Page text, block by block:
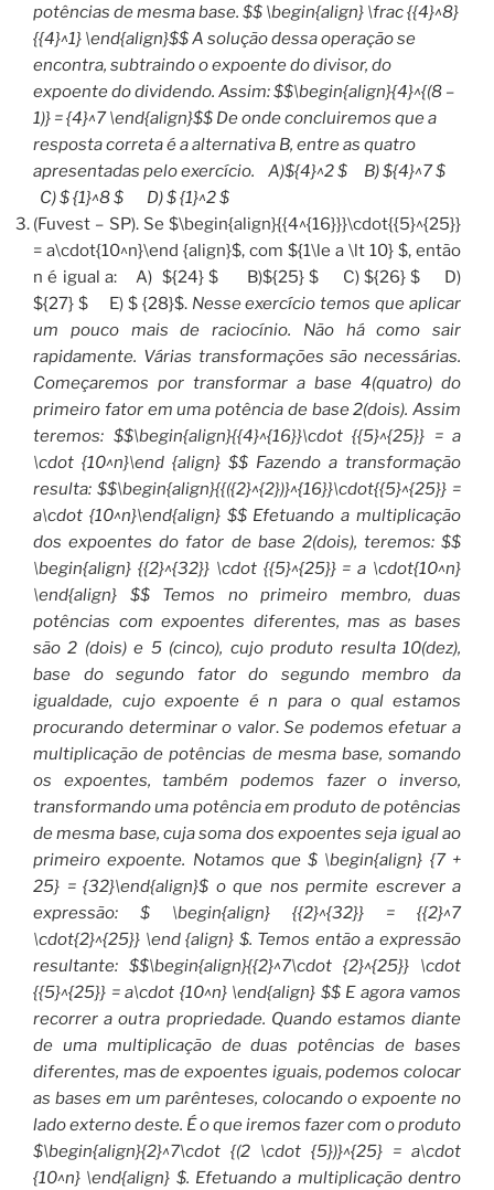
potências de mesma base. $$ \begin{align} \frac {{4}^8}
{{4}^1} \end{align}$$ A solução dessa operação se
encontra, subtraindo o expoente do divisor, do
expoente do dividendo. Assim: $$\begin{align}{4}^{(8 –
1)} = {4}^7 \end{align}$$ De onde concluiremos que a
resposta correta é a alternativa B, entre as quatro
apresentadas pelo exercício. A)${4}^2 $ B) ${4}^7 $
C) $ {1}^8 $ D) $ {1}^2 $
(Fuvest – SP). Se $\begin{align}{{4^{16}}}\cdot{{5}^{25}}
= a\cdot{10^n}\end {align}$, com ${1\le a \lt 10} $, então
n é igual a: A) ${24} $ B)${25} $ C) ${26} $ D)
${27} $ E) $ {28}$. Nesse exercício temos que aplicar
um pouco mais de raciocínio. Não há como sair
rapidamente. Várias transformações são necessárias.
Começaremos por transformar a base 4(quatro) do
primeiro fator em uma potência de base 2(dois). Assim
teremos: $$\begin{align}{{4}^{16}}\cdot {{5}^{25}} = a
\cdot {10^n}\end {align} $$ Fazendo a transformação
resulta: $$\begin{align}{{({2}^{2})}^{16}}\cdot{{5}^{25}} =
a\cdot {10^n}\end{align} $$ Efetuando a multiplicação
dos expoentes do fator de base 2(dois), teremos: $$
\begin{align} {{2}^{32}} \cdot {{5}^{25}} = a \cdot{10^n}
\end{align} $$ Temos no primeiro membro, duas
potências com expoentes diferentes, mas as bases
são 2 (dois) e 5 (cinco), cujo produto resulta 10(dez),
base do segundo fator do segundo membro da
igualdade, cujo expoente é n para o qual estamos
procurando determinar o valor.Se podemos efetuar a
multiplicação de potências de mesma base, somando
os expoentes, também podemos fazer o inverso,
transformando uma potência em produto de potências
de mesma base, cuja soma dos expoentes seja igual ao
primeiro expoente. Notamos que $ \begin{align} {7 +
25} = {32}\end{align}$ o que nos permite escrever a
expressão: $ \begin{align} {{2}^{32}} = {{2}^7
\cdot{2}^{25}} \end {align} $. Temos então a expressão
resultante: $$\begin{align}{{2}^7\cdot {2}^{25}} \cdot
{{5}^{25}} = a\cdot {10^n} \end{align} $$ E agora vamos
recorrer a outra propriedade. Quando estamos diante
de uma multiplicação de duas potências de bases
diferentes, mas de expoentes iguais, podemos colocar
as bases em um parênteses, colocando o expoente no
lado externo deste. É o que iremos fazer com o produto
$\begin{align}{2}^7\cdot {(2 \cdot {5})}^{25} = a\cdot
{10^n} \end{align} $. Efetuando a multiplicação dentro